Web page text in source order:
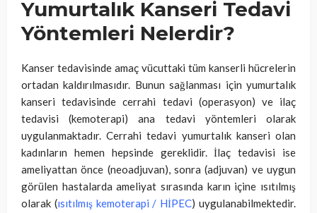
Yumurtalık Kanseri Tedavi
Yöntemleri Nelerdir?
Kanser tedavisinde amaç vücuttaki tüm kanserli hücrelerin
ortadan kaldırılmasıdır. Bunun sağlanması için yumurtalık
kanseri tedavisinde cerrahi tedavi (operasyon) ve ilaç
tedavisi (kemoterapi) ana tedavi yöntemleri olarak
uygulanmaktadır. Cerrahi tedavi yumurtalık kanseri olan
kadınların hemen hepsinde gereklidir. İlaç tedavisi ise
ameliyattan önce (neoadjuvan), sonra (adjuvan) ve uygun
görülen hastalarda ameliyat sırasında karın içine ısıtılmış
olarak (ısıtılmış kemoterapi / HİPEC) uygulanabilmektedir.